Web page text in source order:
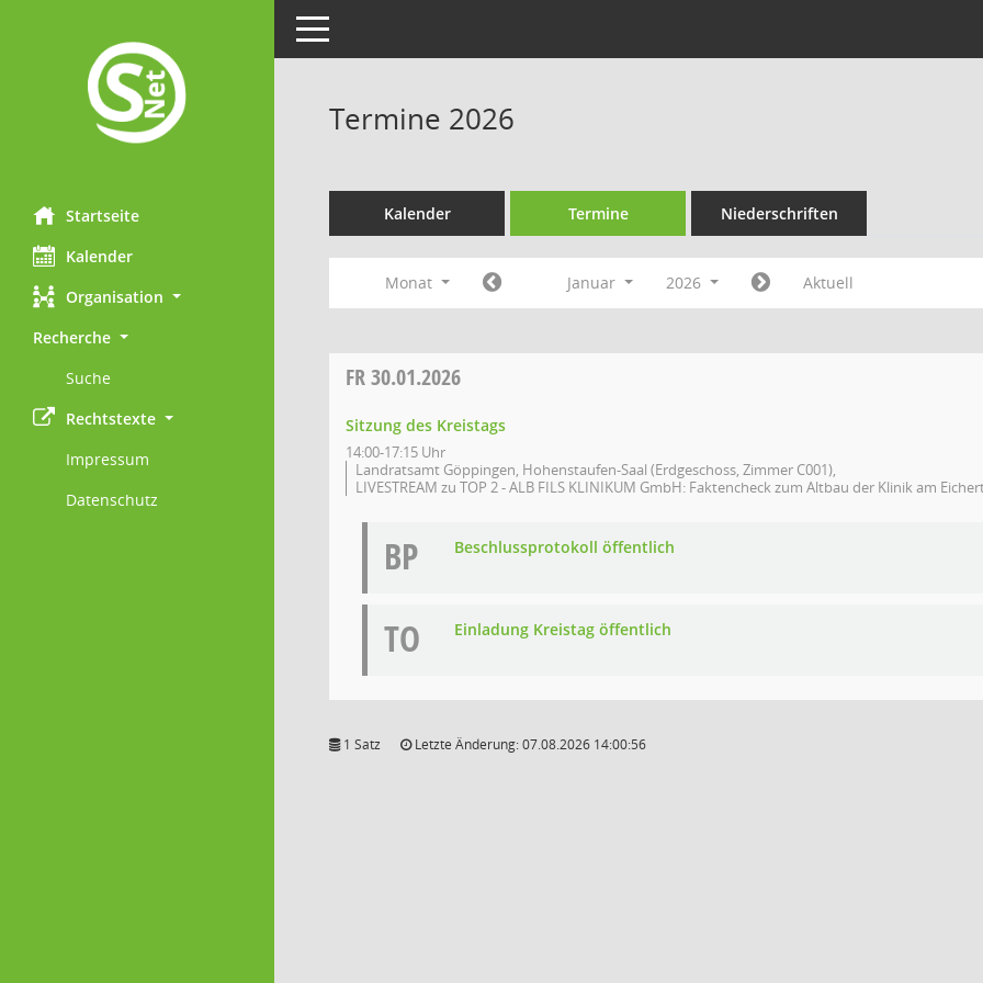
Startseite
Kalender
Organisation
Recherche
Suche
Rechtstexte
Impressum
Datenschutz
Toggle navigation
Termine 2026
Kalender Termine Niederschriften
Monat Januar 2026 Aktuell
FR30.01.2026
Sitzung des Kreistags
14:00-17:15 Uhr
Landratsamt Göppingen, Hohenstaufen-Saal (Erdgeschoss, Zimmer C001),
LIVESTREAM zu TOP 2 - ALB FILS KLINIKUM GmbH: Faktencheck zum Altbau der Klinik am
BP Beschlussprotokoll öffentlich
TO Einladung Kreistag öffentlich
1 Satz Letzte Änderung: 07.08.2026 14:00:56